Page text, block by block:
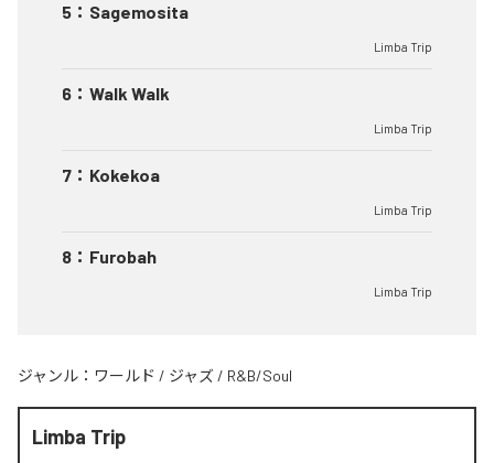
5 ： Sagemosita
Limba Trip
6 ： Walk Walk
Limba Trip
7 ： Kokekoa
Limba Trip
8 ： Furobah
Limba Trip
ジャンル： ワールド / ジャズ / R&B/Soul
Limba Trip